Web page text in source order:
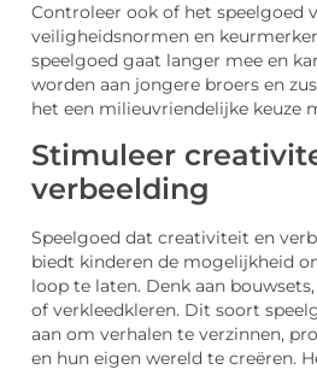
Controleer ook of het speelgoed
veiligheidsnormen en
speelgoed gaat langer mee en
worden aan jongere broers en
het een milieuvriendelijke keuze
Stimuleer
verbeelding
Speelgoed dat creativiteit en
biedt kinderen de mogelijkheid
loop te laten. Denk aan
of verkleedkleren. Dit soort
aan om verhalen te verzinnen,
en hun eigen wereld te creëren.